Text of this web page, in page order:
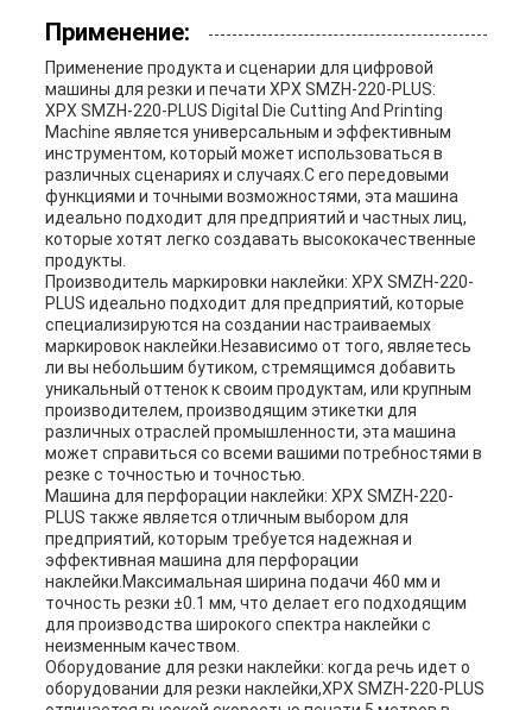
Применение:
Применение продукта и сценарии для цифровой
машины для резки и печати XPX SMZH-220-PLUS:
XPX SMZH-220-PLUS Digital Die Cutting And Printing
Machine является универсальным и эффективным
инструментом, который может использоваться в
различных сценариях и случаях.С его передовыми
функциями и точными возможностями, эта машина
идеально подходит для предприятий и частных лиц,
которые хотят легко создавать высококачественные
продукты.
Производитель маркировки наклейки: XPX SMZH-220-
PLUS идеально подходит для предприятий, которые
специализируются на создании настраиваемых
маркировок наклейки.Независимо от того, являетесь
ли вы небольшим бутиком, стремящимся добавить
уникальный оттенок к своим продуктам, или крупным
производителем, производящим этикетки для
различных отраслей промышленности, эта машина
может справиться со всеми вашими потребностями в
резке с точностью и точностью.
Машина для перфорации наклейки: XPX SMZH-220-
PLUS также является отличным выбором для
предприятий, которым требуется надежная и
эффективная машина для перфорации
наклейки.Максимальная ширина подачи 460 мм и
точность резки ±0.1 мм, что делает его подходящим
для производства широкого спектра наклейки с
неизменным качеством.
Оборудование для резки наклейки: когда речь идет о
оборудовании для резки наклейки,XPX SMZH-220-PLUS